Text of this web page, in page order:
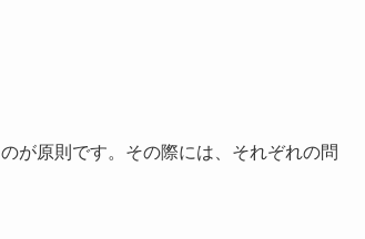
が原則です。その際には、それぞれの問